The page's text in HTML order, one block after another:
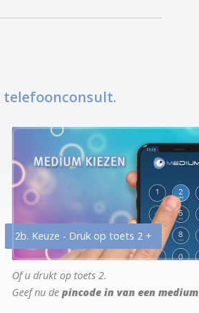
2b. Keuze - Druk op toets 2 +
Of u drukt op toets 2.
Geef nu de pincode in van een medium